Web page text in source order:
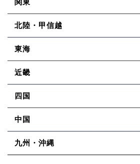
関東
北陸・甲信越
東海
近畿
四国
中国
九州・沖縄